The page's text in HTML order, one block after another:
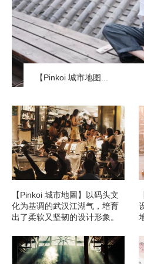
【Pinkoi 城市地图...
【Pinkoi 城市地圖】以码头文
化为基调的武汉江湖气，培育
出了柔软又坚韧的设计形象。